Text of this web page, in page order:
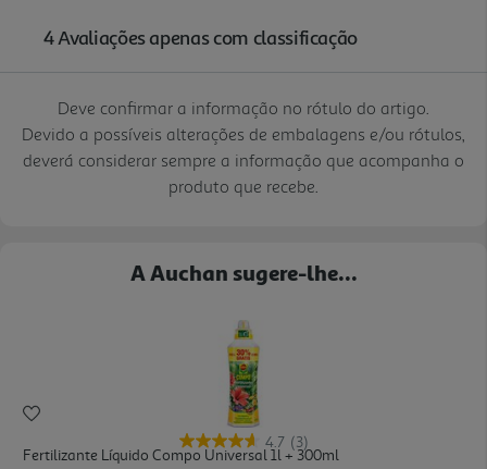
Deve confirmar a informação no rótulo do artigo.
Devido a possíveis alterações de embalagens e/ou rótulos,
deverá considerar sempre a informação que acompanha o
produto que recebe.
A Auchan sugere-lhe...
4.7 (3)
Fertilizante Líquido Compo Universal 1l + 300ml